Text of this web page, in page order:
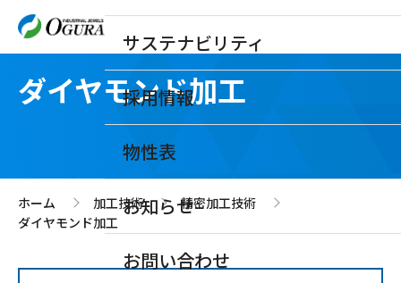
サステナビリティ
採用情報
物性表
お知らせ
お問い合わせ
ダイヤモンド加工
ホーム >
加工技術 >
精密加工技術
ダイヤモンド加工